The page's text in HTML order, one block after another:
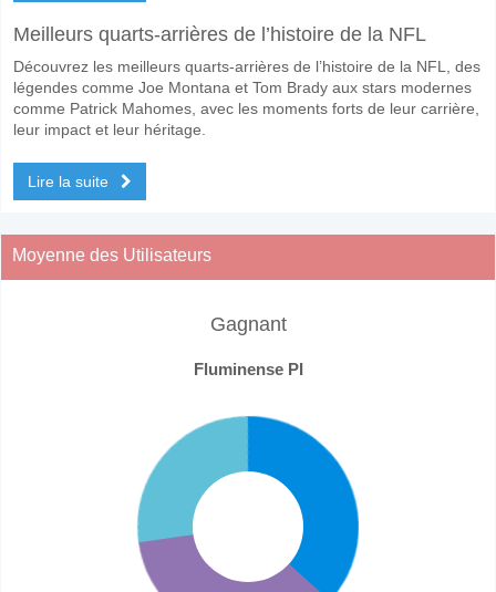
Meilleurs quarts-arrières de l’histoire de la NFL
Découvrez les meilleurs quarts-arrières de l’histoire de la NFL, des
légendes comme Joe Montana et Tom Brady aux stars modernes
comme Patrick Mahomes, avec les moments forts de leur carrière,
leur impact et leur héritage.
Lire la suite
Moyenne des Utilisateurs
Gagnant
Fluminense PI